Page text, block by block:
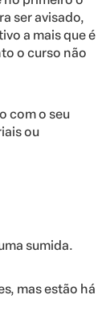
ser avisado,
a mais que é
o curso não
com o seu
ou
sumida.
mas estão há